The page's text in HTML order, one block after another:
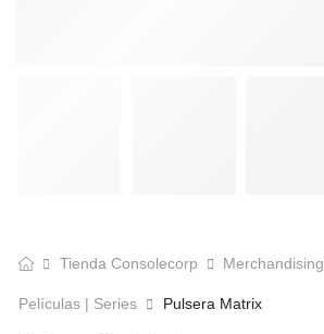
Tienda Consolecorp Merchandising
Películas | Series Pulsera Matrix